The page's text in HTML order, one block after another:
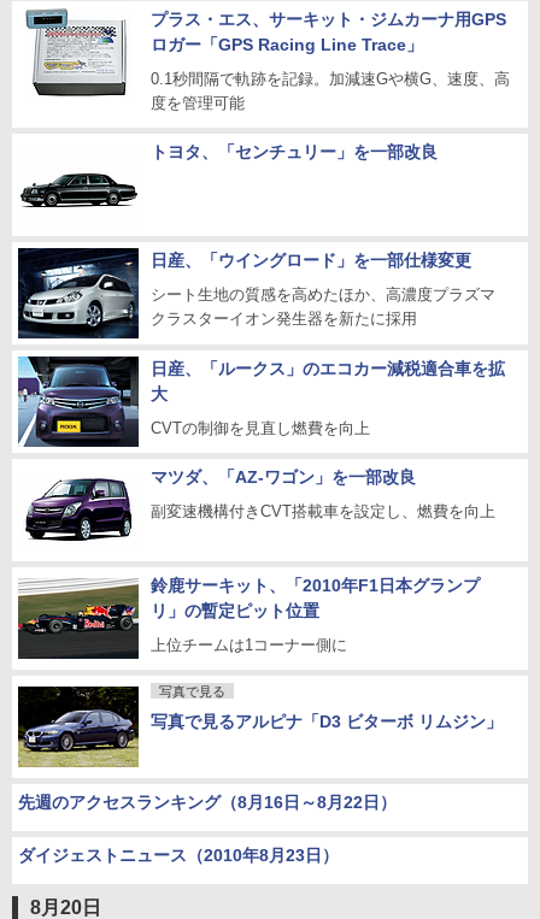
プラス・エス、サーキット・ジムカーナ用GPS
ロガー「GPS Racing Line Trace」
0.1秒間隔で軌跡を記録。加減速Gや横G、速度、高
度を管理可能
トヨタ、「センチュリー」を一部改良
日産、「ウイングロード」を一部仕様変更
シート生地の質感を高めたほか、高濃度プラズマ
クラスターイオン発生器を新たに採用
日産、「ルークス」のエコカー減税適合車を拡
大
CVTの制御を見直し燃費を向上
マツダ、「AZ-ワゴン」を一部改良
副変速機構付きCVT搭載車を設定し、燃費を向上
鈴鹿サーキット、「2010年F1日本グランプ
リ」の暫定ピット位置
上位チームは1コーナー側に
写真で見る
写真で見るアルピナ「D3 ビターボ リムジン」
先週のアクセスランキング（8月16日～8月22日）
ダイジェストニュース（2010年8月23日）
8月20日